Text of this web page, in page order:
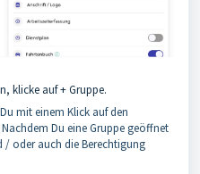
klicke auf + Gruppe.
mit einem Klick auf den
Du eine Gruppe geöffnet
/ oder auch die Berechtigung